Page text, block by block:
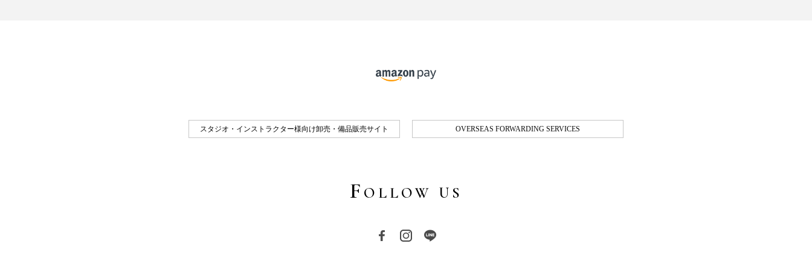
スタジオ・インストラクター様向け卸売・備品販売サイト OVERSEAS FORWARDING SERVICES
F OLLOW US